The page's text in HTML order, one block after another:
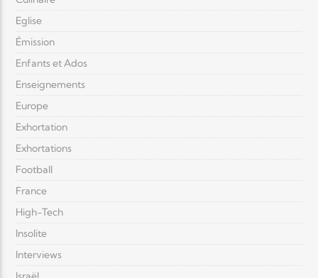
Eglise
Émission
Enfants et Ados
Enseignements
Europe
Exhortation
Exhortations
Football
France
High-Tech
Insolite
Interviews